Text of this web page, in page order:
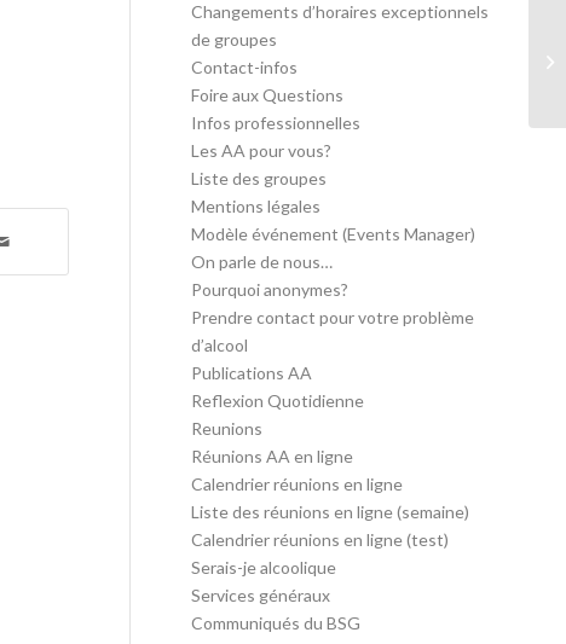
Changements d’horaires exceptionnels
de groupes
Contact-infos
Foire aux Questions
Infos professionnelles
Les AA pour vous?
Liste des groupes
Mentions légales
Modèle événement (Events Manager)
On parle de nous…
Pourquoi anonymes?
Prendre contact pour votre problème
d’alcool
Publications AA
Reflexion Quotidienne
Reunions
Réunions AA en ligne
Calendrier réunions en ligne
Liste des réunions en ligne (semaine)
Calendrier réunions en ligne (test)
Serais-je alcoolique
Services généraux
Communiqués du BSG